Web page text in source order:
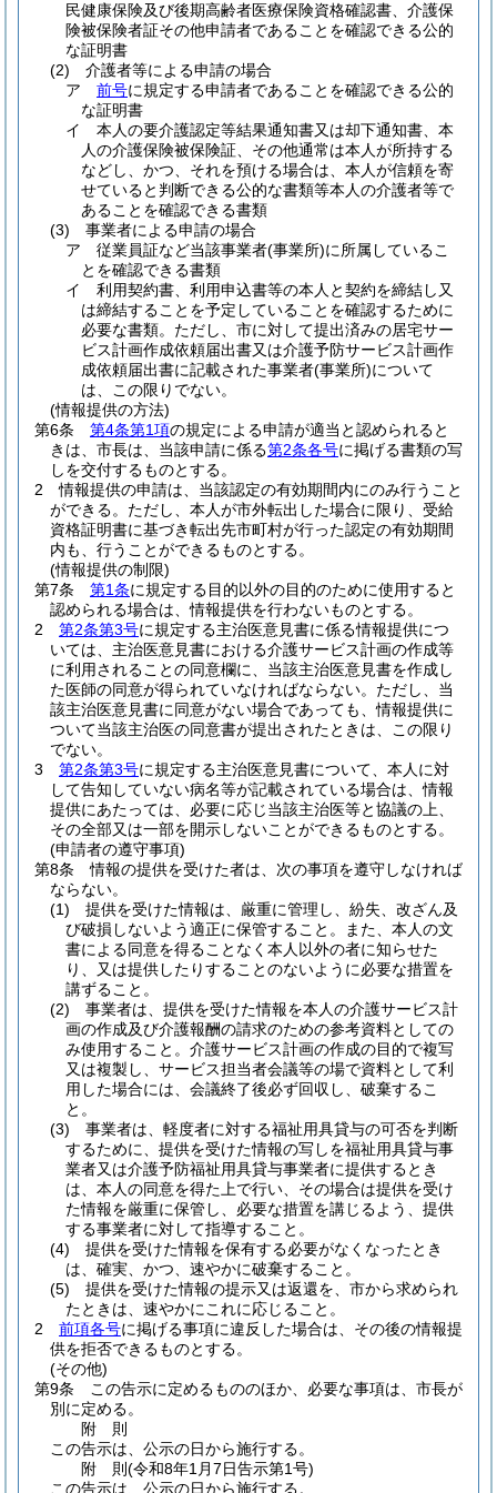
民健康保険及び後期高齢者医療保険資格確認書、介護保
険被保険者証その他申請者であることを確認できる公的
な証明書
(2)
介護者等による申請の場合
ア
前号に規定する申請者であることを確認できる公的
な証明書
イ
本人の要介護認定等結果通知書又は却下通知書、本
人の介護保険被保険証、その他通常は本人が所持する
などし、かつ、それを預ける場合は、本人が信頼を寄
せていると判断できる公的な書類等本人の介護者等で
あることを確認できる書類
(3)
事業者による申請の場合
ア
従業員証など当該事業者(事業所)に所属しているこ
とを確認できる書類
イ
利用契約書、利用申込書等の本人と契約を締結し又
は締結することを予定していることを確認するために
必要な書類。 ただし、市に対して提出済みの居宅サー
ビス計画作成依頼届出書又は介護予防サービス計画作
成依頼届出書に記載された事業者(事業所)について
は、この限りでない。
(情報提供の方法)
第6条
第4条第1項の規定による申請が適当と認められると
きは、市長は、当該申請に係る第2条各号に掲げる書類の写
しを交付するものとする。
2
情報提供の申請は、当該認定の有効期間内にのみ行うこと
ができる。 ただし、本人が市外転出した場合に限り、受給
資格証明書に基づき転出先市町村が行った認定の有効期間
内も、行うことができるものとする。
(情報提供の制限)
第7条
第1条に規定する目的以外の目的のために使用すると
認められる場合は、情報提供を行わないものとする。
2
第2条第3号に規定する主治医意見書に係る情報提供につ
いては、主治医意見書における介護サービス計画の作成等
に利用されることの同意欄に、当該主治医意見書を作成し
た医師の同意が得られていなければならない。 ただし、当
該主治医意見書に同意がない場合であっても、情報提供に
ついて当該主治医の同意書が提出されたときは、この限り
でない。
3
第2条第3号に規定する主治医意見書について、本人に対
して告知していない病名等が記載されている場合は、情報
提供にあたっては、必要に応じ当該主治医等と協議の上、
その全部又は一部を開示しないことができるものとする。
(申請者の遵守事項)
第8条
情報の提供を受けた者は、次の事項を遵守しなければ
ならない。
(1)
提供を受けた情報は、厳重に管理し、紛失、改ざん及
び破損しないよう適正に保管すること。
また、本人の文
書による同意を得ることなく本人以外の者に知らせた
り、又は提供したりすることのないように必要な措置を
講ずること。
(2)
事業者は、提供を受けた情報を本人の介護サービス計
画の作成及び介護報酬の請求のための参考資料としての
み使用すること。 介護サービス計画の作成の目的で複写
又は複製し、サービス担当者会議等の場で資料として利
用した場合には、会議終了後必ず回収し、破棄するこ
と。
(3)
事業者は、軽度者に対する福祉用具貸与の可否を判断
するために、提供を受けた情報の写しを福祉用具貸与事
業者又は介護予防福祉用具貸与事業者に提供するとき
は、本人の同意を得た上で行い、その場合は提供を受け
た情報を厳重に保管し、必要な措置を講じるよう、提供
する事業者に対して指導すること。
(4)
提供を受けた情報を保有する必要がなくなったとき
は、確実、かつ、速やかに破棄すること。
(5)
提供を受けた情報の提示又は返還を、市から求められ
たときは、速やかにこれに応じること。
2
前項各号に掲げる事項に違反した場合は、その後の情報提
供を拒否できるものとする。
(その他)
第9条
この告示に定めるもののほか、必要な事項は、市長が
別に定める。
附 則
この告示は、公示の日から施行する。
附 則(令和8年1月7日告示第1号)
この告示は、公示の日から施行する。